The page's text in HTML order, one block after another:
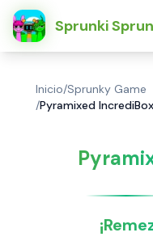
Sprunki
简体中文
Inicio/Sprunky Game
/Pyramixed